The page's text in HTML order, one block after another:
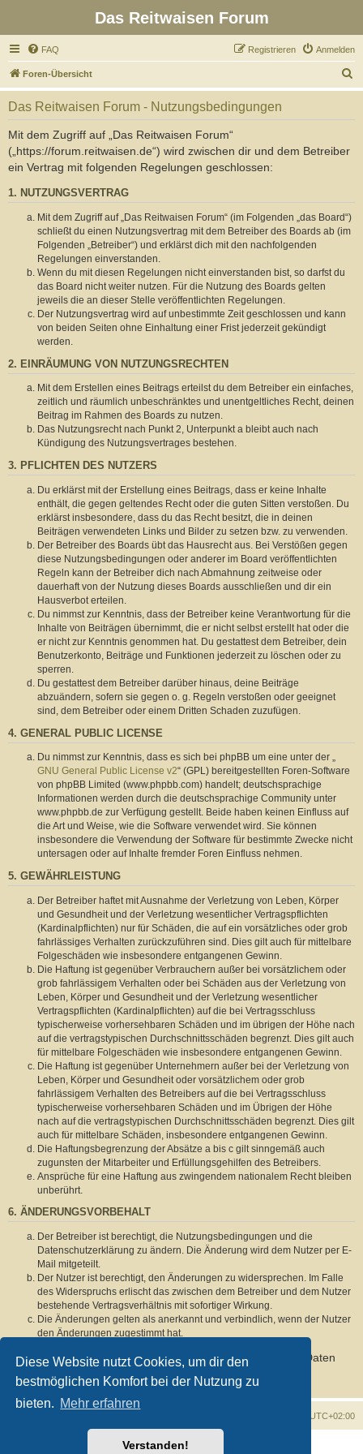
Diese Website nutzt Cookies, um dir den
bestmöglichen Komfort bei der Nutzung zu
bieten. Mehr erfahren
Verstanden!
Das Reitwaisen Forum
FAQ Anmelden
Registrieren
Foren-Übersicht
u
Das Reitwaisen Forum - Nutzungsbedingungen
Mit dem Zugriff auf „Das Reitwaisen Forum“
(„https://forum.reitwaisen.de“) wird zwischen dir und dem Betreiber
ein Vertrag mit folgenden Regelungen geschlossen:
1. NUTZUNGSVERTRAG
Mit dem Zugriff auf „Das Reitwaisen Forum“ (im Folgenden „das Board“)
schließt du einen Nutzungsvertrag mit dem Betreiber des Boards ab (im
Folgenden „Betreiber“) und erklärst dich mit den nachfolgenden
Regelungen einverstanden.
Wenn du mit diesen Regelungen nicht einverstanden bist, so darfst du
das Board nicht weiter nutzen. Für die Nutzung des Boards gelten
jeweils die an dieser Stelle veröffentlichten Regelungen.
Der Nutzungsvertrag wird auf unbestimmte Zeit geschlossen und kann
von beiden Seiten ohne Einhaltung einer Frist jederzeit gekündigt
werden.
2. EINRÄUMUNG VON NUTZUNGSRECHTEN
Mit dem Erstellen eines Beitrags erteilst du dem Betreiber ein einfaches,
zeitlich und räumlich unbeschränktes und unentgeltliches Recht, deinen
Beitrag im Rahmen des Boards zu nutzen.
Das Nutzungsrecht nach Punkt 2, Unterpunkt a bleibt auch nach
Kündigung des Nutzungsvertrages bestehen.
3. PFLICHTEN DES NUTZERS
Du erklärst mit der Erstellung eines Beitrags, dass er keine Inhalte
enthält, die gegen geltendes Recht oder die guten Sitten verstoßen. Du
erklärst insbesondere, dass du das Recht besitzt, die in deinen
Beiträgen verwendeten Links und Bilder zu setzen bzw. zu verwenden.
Der Betreiber des Boards übt das Hausrecht aus. Bei Verstößen gegen
diese Nutzungsbedingungen oder anderer im Board veröffentlichten
Regeln kann der Betreiber dich nach Abmahnung zeitweise oder
dauerhaft von der Nutzung dieses Boards ausschließen und dir ein
Hausverbot erteilen.
Du nimmst zur Kenntnis, dass der Betreiber keine Verantwortung für die
Inhalte von Beiträgen übernimmt, die er nicht selbst erstellt hat oder die
er nicht zur Kenntnis genommen hat. Du gestattest dem Betreiber, dein
Benutzerkonto, Beiträge und Funktionen jederzeit zu löschen oder zu
sperren.
Du gestattest dem Betreiber darüber hinaus, deine Beiträge
abzuändern, sofern sie gegen o. g. Regeln verstoßen oder geeignet
sind, dem Betreiber oder einem Dritten Schaden zuzufügen.
4. GENERAL PUBLIC LICENSE
Du nimmst zur Kenntnis, dass es sich bei phpBB um eine unter der „
GNU General Public License v2“ (GPL) bereitgestellten Foren-Software
von phpBB Limited (www.phpbb.com) handelt; deutschsprachige
Informationen werden durch die deutschsprachige Community unter
www.phpbb.de zur Verfügung gestellt. Beide haben keinen Einfluss auf
die Art und Weise, wie die Software verwendet wird. Sie können
insbesondere die Verwendung der Software für bestimmte Zwecke nicht
untersagen oder auf Inhalte fremder Foren Einfluss nehmen.
5. GEWÄHRLEISTUNG
Der Betreiber haftet mit Ausnahme der Verletzung von Leben, Körper
und Gesundheit und der Verletzung wesentlicher Vertragspflichten
(Kardinalpflichten) nur für Schäden, die auf ein vorsätzliches oder grob
fahrlässiges Verhalten zurückzuführen sind. Dies gilt auch für mittelbare
Folgeschäden wie insbesondere entgangenen Gewinn.
Die Haftung ist gegenüber Verbrauchern außer bei vorsätzlichem oder
grob fahrlässigem Verhalten oder bei Schäden aus der Verletzung von
Leben, Körper und Gesundheit und der Verletzung wesentlicher
Vertragspflichten (Kardinalpflichten) auf die bei Vertragsschluss
typischerweise vorhersehbaren Schäden und im übrigen der Höhe nach
auf die vertragstypischen Durchschnittsschäden begrenzt. Dies gilt auch
für mittelbare Folgeschäden wie insbesondere entgangenen Gewinn.
Die Haftung ist gegenüber Unternehmern außer bei der Verletzung von
Leben, Körper und Gesundheit oder vorsätzlichem oder grob
fahrlässigem Verhalten des Betreibers auf die bei Vertragsschluss
typischerweise vorhersehbaren Schäden und im Übrigen der Höhe
nach auf die vertragstypischen Durchschnittsschäden begrenzt. Dies gilt
auch für mittelbare Schäden, insbesondere entgangenen Gewinn.
Die Haftungsbegrenzung der Absätze a bis c gilt sinngemäß auch
zugunsten der Mitarbeiter und Erfüllungsgehilfen des Betreibers.
Ansprüche für eine Haftung aus zwingendem nationalem Recht bleiben
unberührt.
6. ÄNDERUNGSVORBEHALT
Der Betreiber ist berechtigt, die Nutzungsbedingungen und die
Datenschutzerklärung zu ändern. Die Änderung wird dem Nutzer per E-
Mail mitgeteilt.
Der Nutzer ist berechtigt, den Änderungen zu widersprechen. Im Falle
des Widerspruchs erlischt das zwischen dem Betreiber und dem Nutzer
bestehende Vertragsverhältnis mit sofortiger Wirkung.
Die Änderungen gelten als anerkannt und verbindlich, wenn der Nutzer
den Änderungen zugestimmt hat.
Informationen über den Umgang mit deinen persönlichen Daten
sind in der Datenschutzerklärung enthalten.
UTC+02:00
Powered byphpBB® Forum Software © phpBB Limited